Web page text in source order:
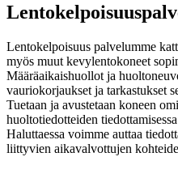
Lentokelpoisuus palvelumme
myös muut kevylentokoneet
Määräaikaishuollot ja
vauriokorjaukset ja tarkastukset
Tuetaan ja avustetaan koneen
huoltotiedotteiden
Haluttaessa voimme auttaa
liittyvien aikavalvottujen